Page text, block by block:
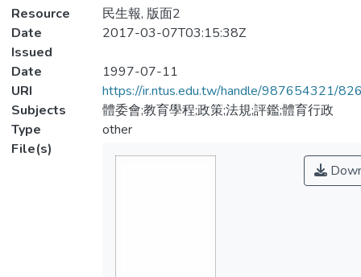
Resource
民生報, 版面2
Date
Issued
2017-03-07T03:15:38Z
Date
1997-07-11
URI
https://ir.ntus.edu.tw/handle/987654321/
Subjects
體委會;教育學程;政策;法規;評鑑;體育行政
Type
other
File(s)